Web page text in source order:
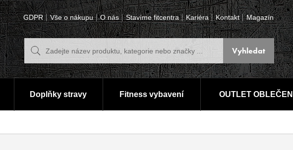
GDPR Vše o nákupu O nás Stavíme fitcentra Kariéra Kontakt Magazín
Doplňky stravy Fitness vybavení OUTLET OBLEČENÍ